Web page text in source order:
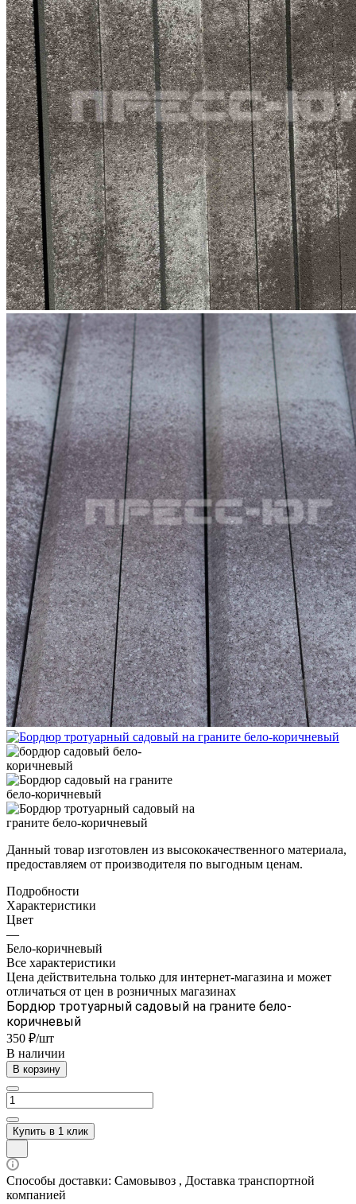
Данный товар изготовлен из высококачественного материала,
предоставляем от производителя по выгодным ценам.
Подробности
Характеристики
Цвет
—
Бело-коричневый
Все характеристики
Цена действительна только для интернет-магазина и может
отличаться от цен в розничных магазинах
Бордюр тротуарный садовый на граните бело-
коричневый
350 ₽/шт
В наличии
В корзину
Купить в 1 клик
Способы доставки: Самовывоз , Доставка транспортной
компанией